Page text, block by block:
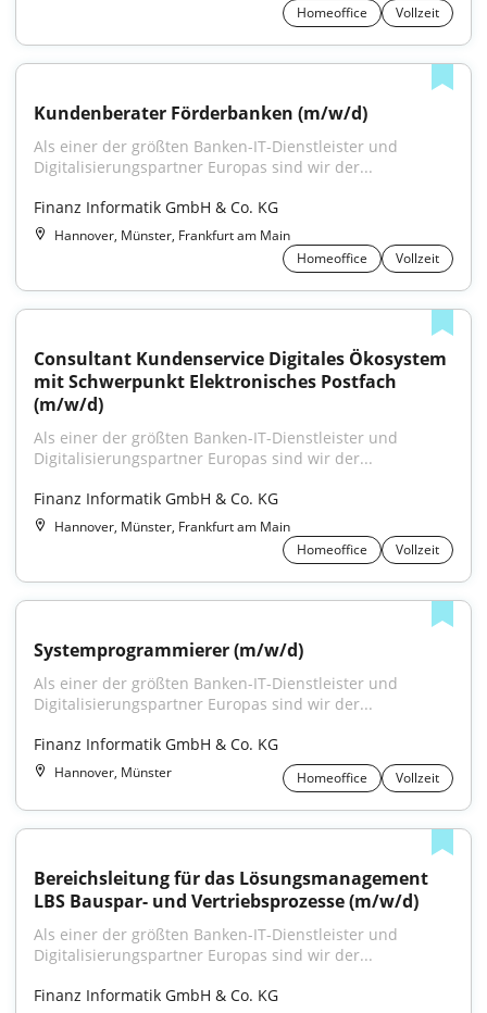
Homeoffice
Vollzeit
Kundenberater Förderbanken (m/w/d)
Als einer der größten Banken-IT-Dienstleister und
Digitalisierungspartner Europas sind wir der...
Finanz Informatik GmbH & Co. KG
Hannover, Münster, Frankfurt am Main
Homeoffice
Vollzeit
Consultant Kundenservice Digitales Ökosystem
mit Schwerpunkt Elektronisches Postfach
(m/w/d)
Als einer der größten Banken-IT-Dienstleister und
Digitalisierungspartner Europas sind wir der...
Finanz Informatik GmbH & Co. KG
Hannover, Münster, Frankfurt am Main
Homeoffice
Vollzeit
Systemprogrammierer (m/w/d)
Als einer der größten Banken-IT-Dienstleister und
Digitalisierungspartner Europas sind wir der...
Finanz Informatik GmbH & Co. KG
Hannover, Münster Homeoffice Vollzeit
Bereichsleitung für das Lösungsmanagement
LBS Bauspar- und Vertriebsprozesse (m/w/d)
Als einer der größten Banken-IT-Dienstleister und
Digitalisierungspartner Europas sind wir der...
Finanz Informatik GmbH & Co. KG